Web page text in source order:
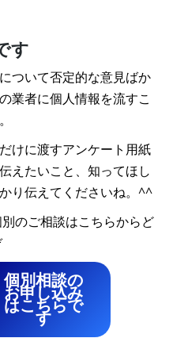
す
ついて否定的な意見ばか
業者に個人情報を流すこ
けに渡すアンケート用紙
えたいこと、知ってほし
り伝えてくださいね。^^
のご相談はこちらからど
個別相談の
お申し込み
はこちらで
す